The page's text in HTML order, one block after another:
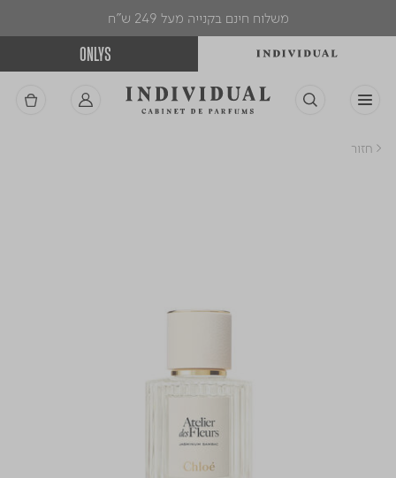
משלוח חינם בקנייה מעל 249 ש"ח
ONLYS
< חזור